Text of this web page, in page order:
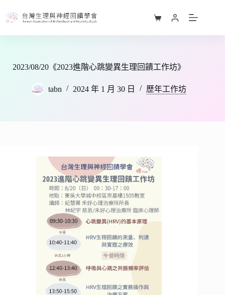
至
購
2023/08/20《2023進階心跳變異生理回饋工作坊》
tabn 2024 年 1 月 30 日 歷年工作坊